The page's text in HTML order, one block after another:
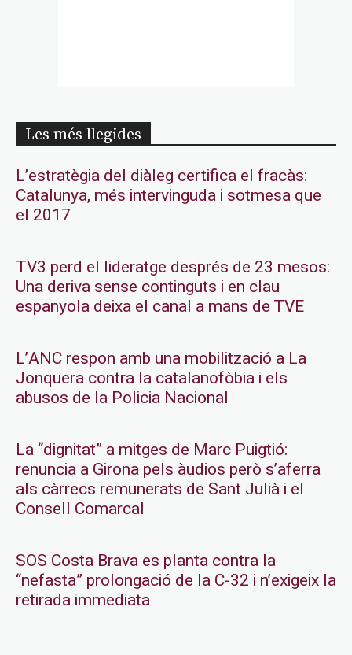
Les més llegides
L’estratègia del diàleg certifica el fracàs:
Catalunya, més intervinguda i sotmesa que
el 2017
TV3 perd el lideratge després de 23 mesos:
Una deriva sense continguts i en clau
espanyola deixa el canal a mans de TVE
L’ANC respon amb una mobilització a La
Jonquera contra la catalanofòbia i els
abusos de la Policia Nacional
La “dignitat” a mitges de Marc Puigtió:
renuncia a Girona pels àudios però s’aferra
als càrrecs remunerats de Sant Julià i el
Consell Comarcal
SOS Costa Brava es planta contra la
“nefasta” prolongació de la C-32 i n’exigeix la
retirada immediata